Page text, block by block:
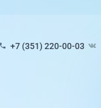
+7 (351) 220-00-03